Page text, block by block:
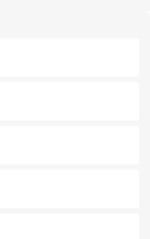
情を楽しめる外せないスポット